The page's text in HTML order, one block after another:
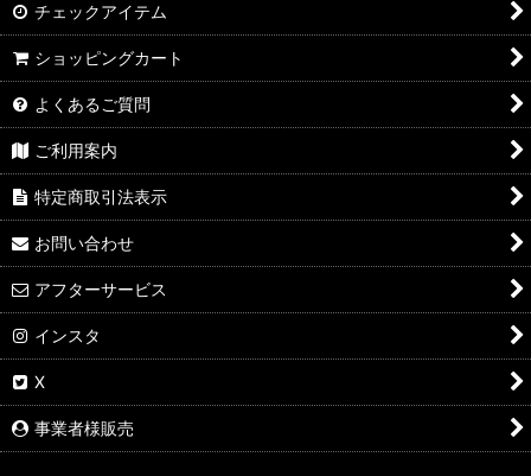
チェックアイテム
ショッピングカート
よくあるご質問
ご利用案内
特定商取引法表示
お問い合わせ
アフターサービス
インスタ
X
事業者様販売